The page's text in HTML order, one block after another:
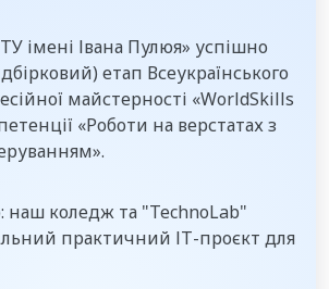
імені Івана Пулюя» успішно
етап Всеукраїнського
майстерності «WorldSkills
«Роботи на верстатах з
наш коледж та "TechnoLab"
практичний ІТ-проєкт для